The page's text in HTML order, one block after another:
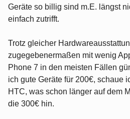
Geräte so billig sind m.E. längst
einfach zutrifft.
Trotz gleicher
zugegebenermaßen mit wenig
Phone 7 in den meisten Fällen
ich gute Geräte für 200€, schaue
HTC, was schon länger auf dem
die 300€ hin.